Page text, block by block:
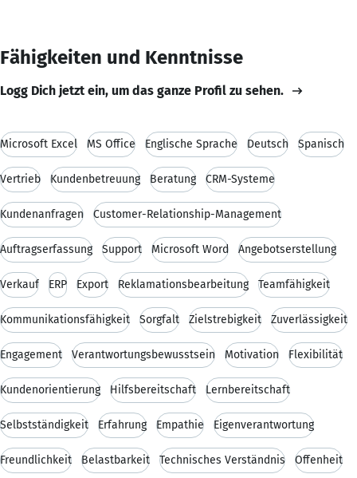
Fähigkeiten und Kenntnisse
Logg Dich jetzt ein, um das ganze Profil zu sehen.
Microsoft Excel MS Office Englische Sprache Deutsch Spanisch
Vertrieb Kundenbetreuung Beratung CRM-Systeme
Kundenanfragen Customer-Relationship-Management
Auftragserfassung Support Microsoft Word Angebotserstellung
Verkauf ERP Export Reklamationsbearbeitung Teamfähigkeit
Kommunikationsfähigkeit Sorgfalt Zielstrebigkeit Zuverlässigkeit
Engagement Verantwortungsbewusstsein Motivation Flexibilität
Kundenorientierung Hilfsbereitschaft Lernbereitschaft
Selbstständigkeit Erfahrung Empathie Eigenverantwortung
Freundlichkeit Belastbarkeit Technisches Verständnis Offenheit